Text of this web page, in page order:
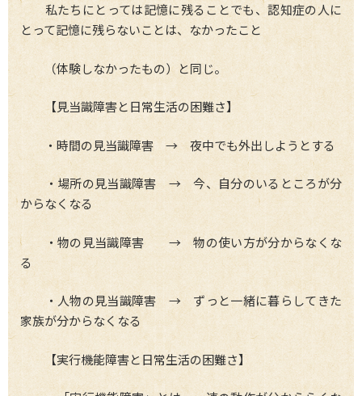
私たちにとっては記憶に残ることでも、認知症の人に
とって記憶に残らないことは、なかったこと
（体験しなかったもの）と同じ。
【見当識障害と日常生活の困難さ】
・時間の見当識障害 → 夜中でも外出しようとする
・場所の見当識障害 → 今、自分のいるところが分
からなくなる
・物の見当識障害 → 物の使い方が分からなくな
る
・人物の見当識障害 → ずっと一緒に暮らしてきた
家族が分からなくなる
【実行機能障害と日常生活の困難さ】